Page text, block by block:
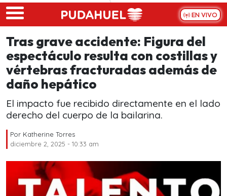
Skip to main content
EN VIVO
Tras grave accidente: Figura del
espectáculo resulta con costillas y
vértebras fracturadas además de
daño hepático
El impacto fue recibido directamente en el lado
derecho del cuerpo de la bailarina.
Por Katherine Torres
diciembre 2, 2025 - 10:33 am